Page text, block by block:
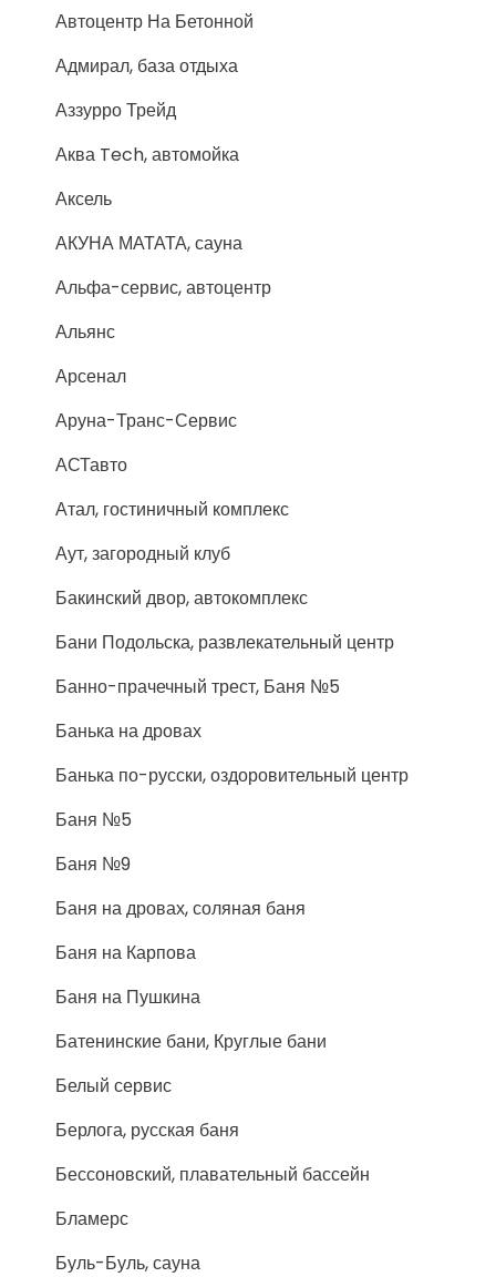
Автоцентр На Бетонной
Адмирал, база отдыха
Аззурро Трейд
Аква Tech, автомойка
Аксель
АКУНА МАТАТА, сауна
Альфа-сервис, автоцентр
Альянс
Арсенал
Аруна-Транс-Сервис
АСТавто
Атал, гостиничный комплекс
Аут, загородный клуб
Бакинский двор, автокомплекс
Бани Подольска, развлекательный центр
Банно-прачечный трест, Баня №5
Банька на дровах
Банька по-русски, оздоровительный центр
Баня №5
Баня №9
Баня на дровах, соляная баня
Баня на Карпова
Баня на Пушкина
Батенинские бани, Круглые бани
Белый сервис
Берлога, русская баня
Бессоновский, плавательный бассейн
Бламерс
Буль-Буль, сауна